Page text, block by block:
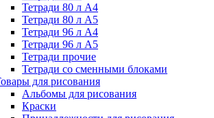
Тетради 80 л А4
Тетради 80 л А5
Тетради 96 л А4
Тетради 96 л А5
Тетради прочие
Тетради со сменными блоками
для рисования
Альбомы для рисования
Краски